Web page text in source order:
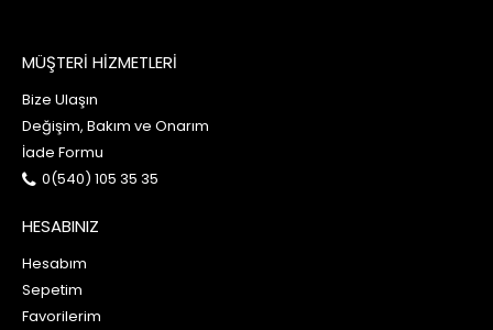
MÜŞTERİ HİZMETLERİ
Bize Ulaşın
Değişim, Bakım ve Onarım
İade Formu
0(540) 105 35 35
HESABINIZ
Hesabım
Sepetim
Favorilerim